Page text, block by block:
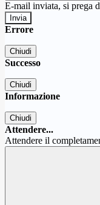
E-mail inviata, si prega
Errore
Chiudi
Successo
Chiudi
Informazione
Chiudi
Attendere...
Attendere il